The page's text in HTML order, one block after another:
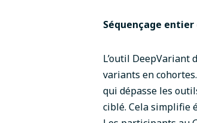
Séquençage
L’outil DeepVariant
variants en
qui dépasse les
ciblé. Cela simplifie